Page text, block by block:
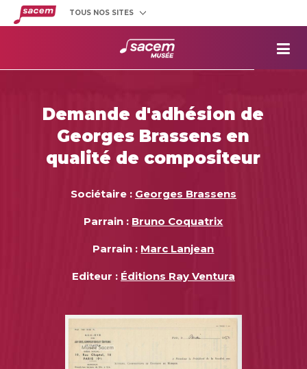
TOUS NOS SITES
Demande d'adhésion de
Georges Brassens en
qualité de compositeur
Sociétaire : Georges Brassens
Parrain : Bruno Coquatrix
Parrain : Marc Lanjean
Editeur : Éditions Ray Ventura